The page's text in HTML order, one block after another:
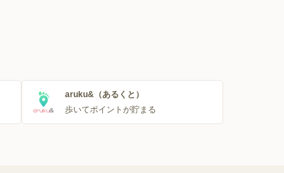
aruku&（あるくと）
歩いてポイントが貯まる